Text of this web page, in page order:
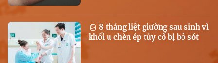
8 tháng liệt giường sau sinh vì
khối u chèn ép tủy cổ bị bỏ sót